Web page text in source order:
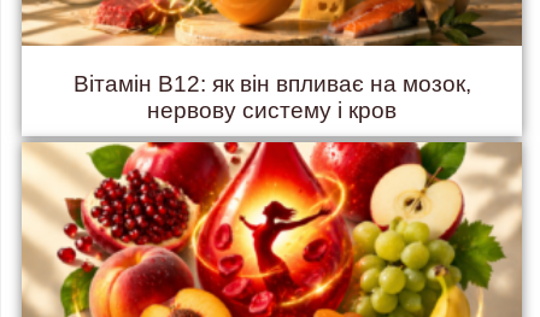
Вітамін B12: як він впливає на мозок,
нервову систему і кров